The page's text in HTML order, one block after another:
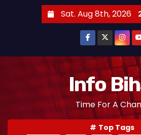
Sat. Aug 8th, 2026
Info
Time For A
Top Tags